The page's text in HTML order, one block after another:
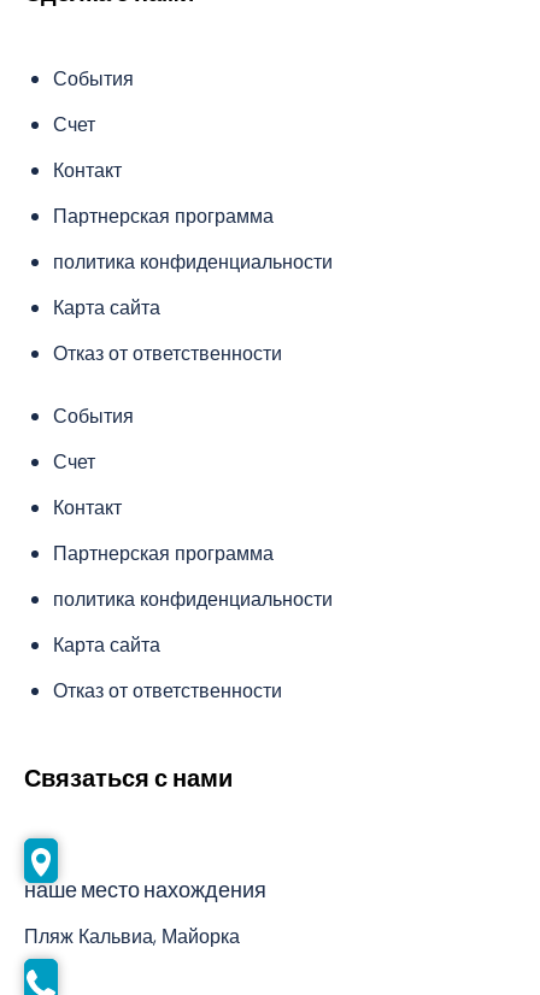
События
Счет
Контакт
Партнерская программа
политика конфиденциальности
Карта сайта
Отказ от ответственности
События
Счет
Контакт
Партнерская программа
политика конфиденциальности
Карта сайта
Отказ от ответственности
Связаться с нами
наше место нахождения
Пляж Кальвиа, Майорка